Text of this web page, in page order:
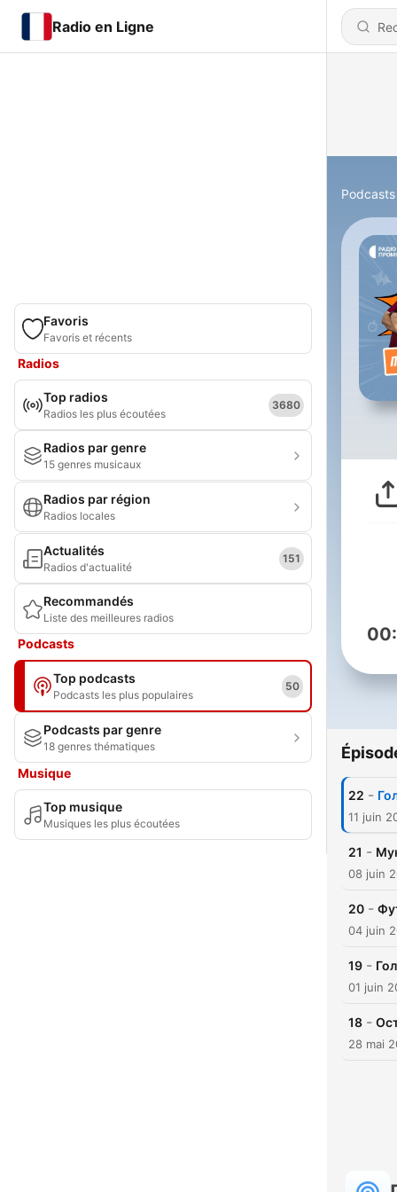
Radio en Ligne
Favoris
Favoris et récents
Radios
Top radios
Radios les plus écoutées
3680
Radios par genre
15 genres musicaux
Radios par région
Radios locales
Actualités
Radios d'actualité
151
Recommandés
Liste des meilleures radios
Podcasts
Top podcasts
Podcasts les plus populaires
50
Podcasts par genre
18 genres thématiques
Musique
Top musique
Musiques les plus écoutées
Podcasts
22 -
11 juin
21 -
08 juin
20 -
04 juin
19 -
01 juin
18 -
28 mai